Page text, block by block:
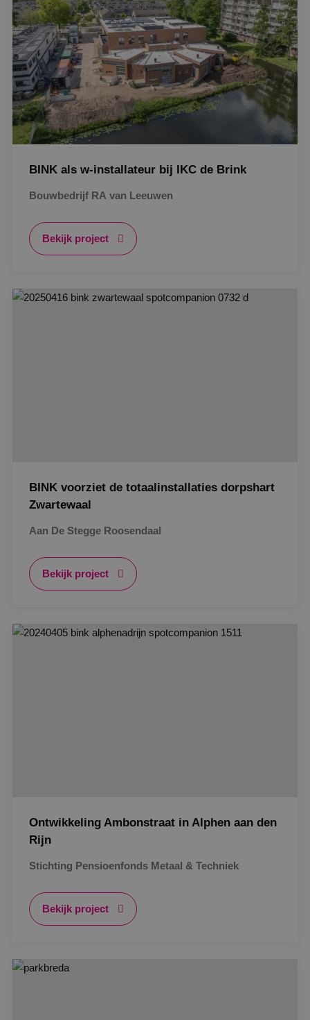
BINK als w-installateur bij IKC de Brink
Bouwbedrijf RA van Leeuwen
Bekijk project
BINK voorziet de totaalinstallaties dorpshart
Zwartewaal
Aan De Stegge Roosendaal
Bekijk project
Ontwikkeling Ambonstraat in Alphen aan den
Rijn
Stichting Pensioenfonds Metaal & Techniek
Bekijk project